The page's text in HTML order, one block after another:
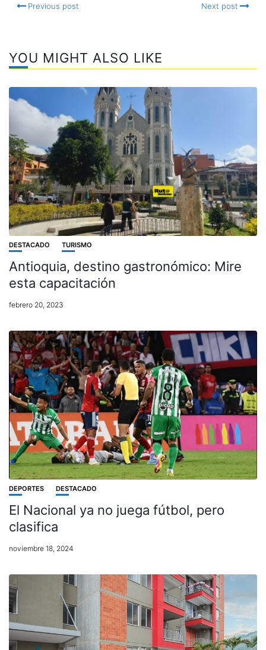
Previous post Next post
YOU MIGHT ALSO LIKE
DESTACADO TURISMO
Antioquia, destino gastronómico: Mire
esta capacitación
febrero 20, 2023
DEPORTES DESTACADO
El Nacional ya no juega fútbol, pero
clasifica
noviembre 18, 2024